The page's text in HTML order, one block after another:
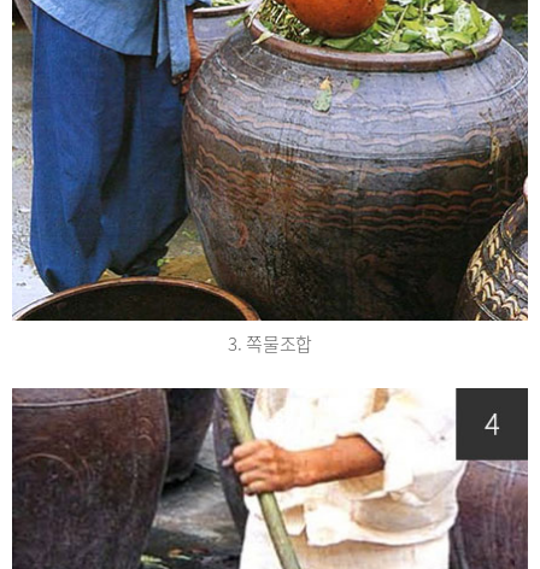
3. 쪽물조합